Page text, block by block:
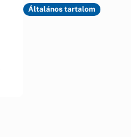
feltételeinek
Általános tartalom